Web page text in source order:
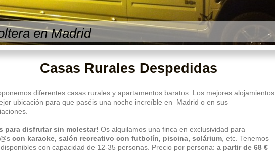
en Madrid
Casas Rurales Despedidas
diferentes casas rurales y apartamentos baratos. Los mejores alojamientos
ubicación para que paséis una noche increíble en Madrid o en sus
para disfrutar sin molestar! Os alquilamos una finca en exclusividad para
con karaoke, salón recreativo con futbolín, piscina, solárium, etc. Tenemos
con capacidad de 12-35 personas. Precio por persona:a partir de 68 €